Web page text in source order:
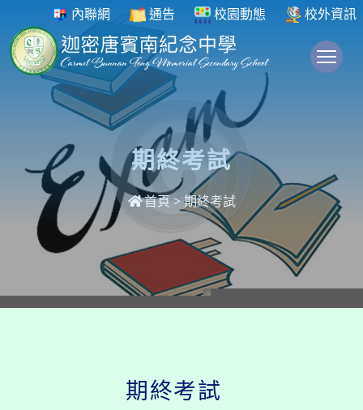
內聯網 通告 校園動態 校外資訊
期終考試
首頁 > 期終考試
期終考試